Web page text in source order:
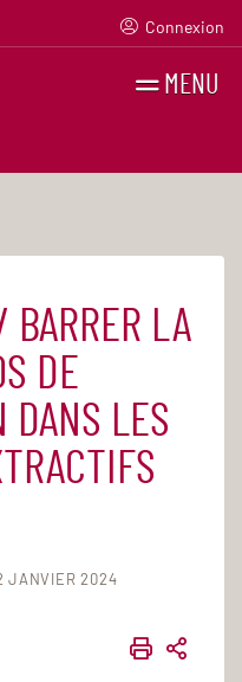
Connexion
MENU
BARRER LA
DE
DANS LES
JANVIER 2024